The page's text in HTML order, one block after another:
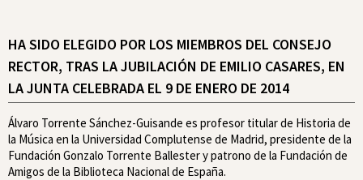
HA SIDO ELEGIDO POR LOS MIEMBROS DEL CONSEJO
RECTOR, TRAS LA JUBILACIÓN DE EMILIO CASARES, EN
LA JUNTA CELEBRADA EL 9 DE ENERO DE 2014
Álvaro Torrente Sánchez-Guisande es profesor titular de Historia de
la Música en la Universidad Complutense de Madrid, presidente de la
Fundación Gonzalo Torrente Ballester y patrono de la Fundación de
Amigos de la Biblioteca Nacional de España.